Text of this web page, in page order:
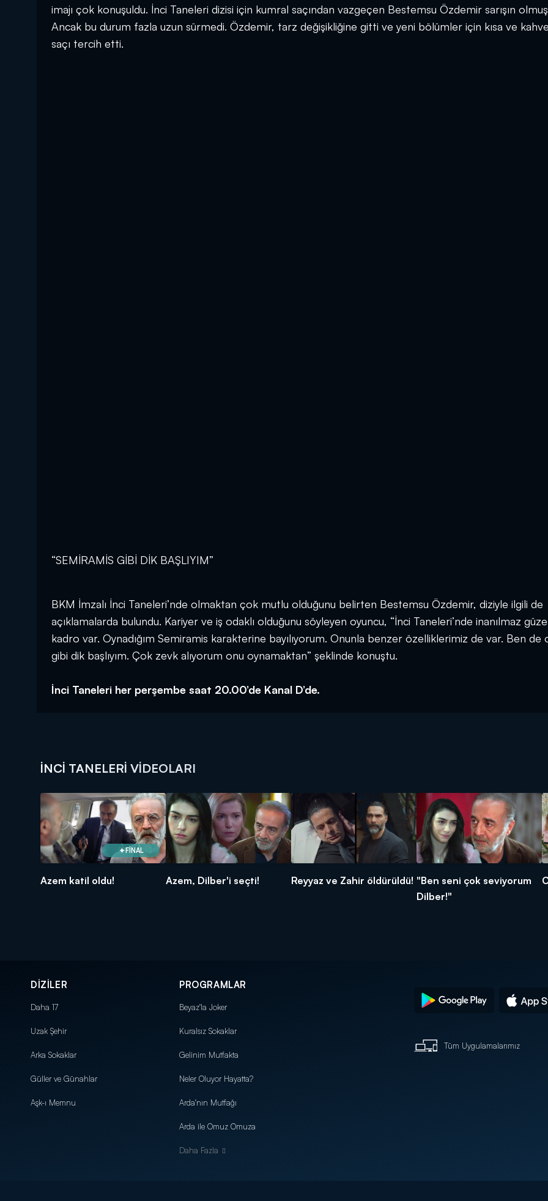
imajı çok konuşuldu. İnci Taneleri dizisi için kumral saçından vazgeçen Bestemsu Özdemir sarışın
Ancak bu durum fazla uzun sürmedi. Özdemir, tarz değişikliğine gitti ve yeni bölümler için kısa ve
saçı tercih etti.
“SEMİRAMİS GİBİ DİK BAŞLIYIM”
BKM İmzalı İnci Taneleri’nde olmaktan çok mutlu olduğunu belirten Bestemsu Özdemir, diziyle ilgili de
açıklamalarda bulundu. Kariyer ve iş odaklı olduğunu söyleyen oyuncu, “İnci Taneleri’nde inanılmaz
kadro var. Oynadığım Semiramis karakterine bayılıyorum. Onunla benzer özelliklerimiz de var. Ben de
gibi dik başlıyım. Çok zevk alıyorum onu oynamaktan” şeklinde konuştu.
İnci Taneleri her perşembe saat 20.00’de Kanal D’de.
İNCI TANELERI VIDEOLARI
FİNAL
Azem katil oldu! Azem, Dilber'i seçti! Reyyaz ve Zahir öldürüldü! "Ben seni çok seviyorum
Dilber!"
DİZİLER
Daha 17
Uzak Şehir
Arka Sokaklar
Güller ve Günahlar
Aşk-ı Memnu
PROGRAMLAR
Beyaz'la Joker
Kuralsız Sokaklar
Gelinim Mutfakta
Neler Oluyor Hayatta?
Arda'nın Mutfağı
Arda ile Omuz Omuza
Daha Fazla
Tüm Uygulamalarımız